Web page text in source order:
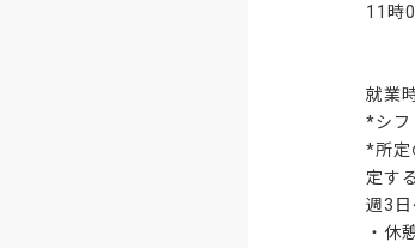
11時
就業
*シフ
*所定
定する
週3日
・休